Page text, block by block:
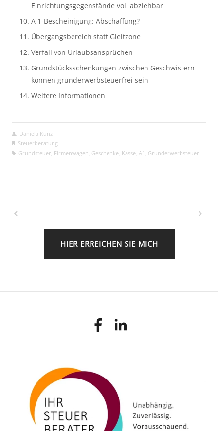
Einrichtungsgegenstände voll abziehbar
A 1-Bescheinigung: Abschaffung?
Übergangsbereich statt Gleitzone
Verfall von Urlaubsansprüchen
Grundstücksschenkungen zwischen Geschwistern
können grunderwerbsteuerfrei sein
Weitere Informationen
Daniela Kunz
Steuerberatung
Grundsteuer Firmenwagen Geschenke, Kasse, A1 Grunderwerbsteuer
HIER ERREICHEN SIE MICH